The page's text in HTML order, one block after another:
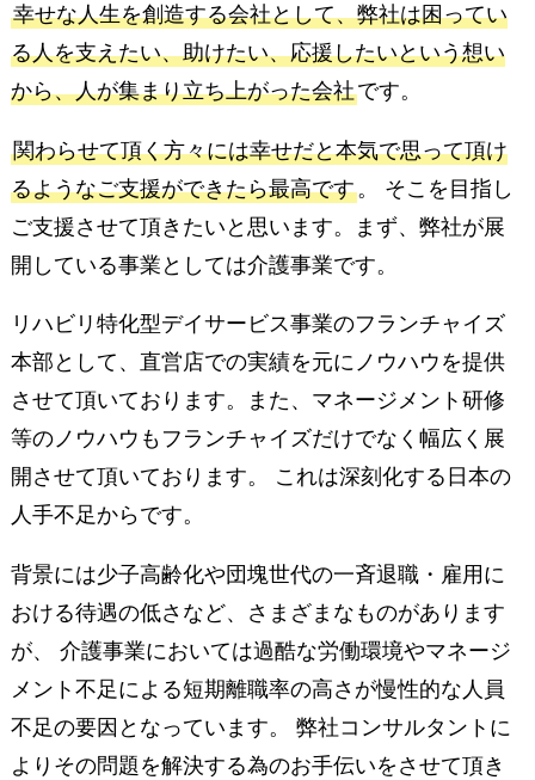
幸せな人生を創造する会社として、弊社は困ってい
る人を支えたい、助けたい、応援したいという想い
から、人が集まり立ち上がった会社です。
関わらせて頂く方々には幸せだと本気で思って頂け
るようなご支援ができたら最高です。 そこを目指し
ご支援させて頂きたいと思います。まず、弊社が展
開している事業としては介護事業です。
リハビリ特化型デイサービス事業のフランチャイズ
本部として、直営店での実績を元にノウハウを提供
させて頂いております。また、マネージメント研修
等のノウハウもフランチャイズだけでなく幅広く展
開させて頂いております。 これは深刻化する日本の
人手不足からです。
背景には少子高齢化や団塊世代の一斉退職・雇用に
おける待遇の低さなど、さまざまなものがあります
が、 介護事業においては過酷な労働環境やマネージ
メント不足による短期離職率の高さが慢性的な人員
不足の要因となっています。 弊社コンサルタントに
よりその問題を解決する為のお手伝いをさせて頂き